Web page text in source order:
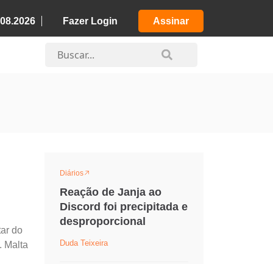
Fazer Login Assinar
do
Malta
Diários
Reação de Janja ao
Discord foi precipitada e
desproporcional
Duda Teixeira